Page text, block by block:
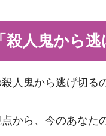
殺人鬼から
人鬼から逃げ切る
から、今のあなた